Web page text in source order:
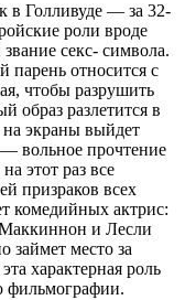
в Гол­ливуде — за 32-
роли вроде
секс- символа.
парень относится с
чтобы разрушить
образ разлетится в
на экраны выйдет
вольное про­чтение
этот раз все
призра­ков всех
комедийных актрис:
и Лесли
займет место за
характерная роль
фильмографии.